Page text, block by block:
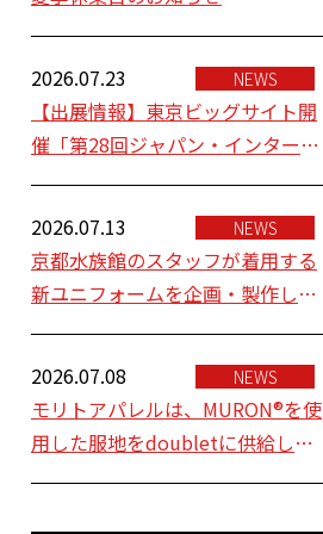
2026.07.23 NEWS
【出展情報】東京ビッグサイト開
催「第28回ジャパン・インターナ
ショナル・シーフードショー」 に
モリトアパレル株式会社が出展い
たします。
2026.07.13 NEWS
京都水族館のスタッフが着用する
新ユニフォームを企画・製作しま
した。
2026.07.08
NEWS
モリトアパレルは、MURON®を使
用した服地をdoubletに供給し、
2027年春夏コレクションの素材の